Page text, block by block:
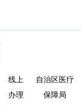
线上
办理
自治区医疗
保障局